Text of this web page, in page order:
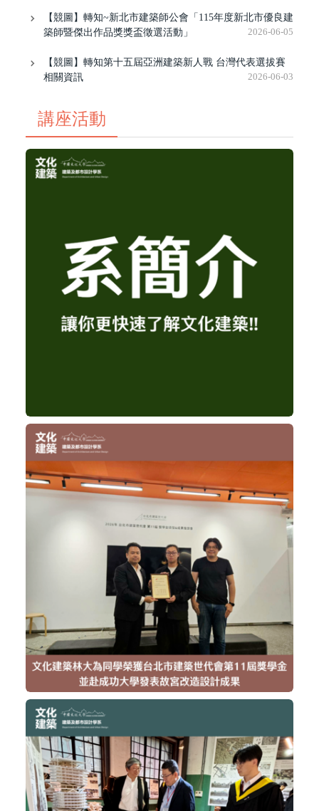
【競圖】轉知~新北市建築師公會「115年度新北市優良建
築師暨傑出作品獎獎盃徵選活動」
2026-06-05
【競圖】轉知第十五屆亞洲建築新人戰 台灣代表選拔賽
相關資訊
2026-06-03
講座活動